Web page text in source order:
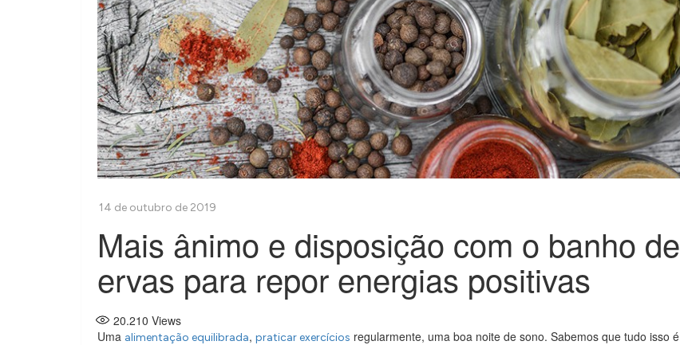
Mais ânimo e disposição com o banho de
ervas para repor energias positivas
20.210 Views
Uma alimentação equilibrada, praticar exercícios regularmente, uma boa noite de sono. Sabemos que tudo isso é